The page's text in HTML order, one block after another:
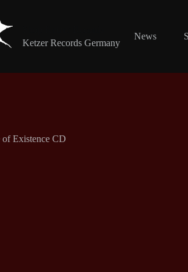
Ketzer Records Germany
News